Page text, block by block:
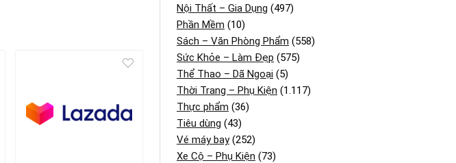
Nội Thất – Gia Dụng (497)
Phần Mềm (10)
Sách – Văn Phòng Phẩm (558)
Sức Khỏe – Làm Đẹp (575)
Thể Thao – Dã Ngoại (5)
Thời Trang – Phụ Kiện (1.117)
Thực phẩm (36)
Tiêu dùng (43)
Vé máy bay(252)
Xe Cộ – Phụ Kiện (73)